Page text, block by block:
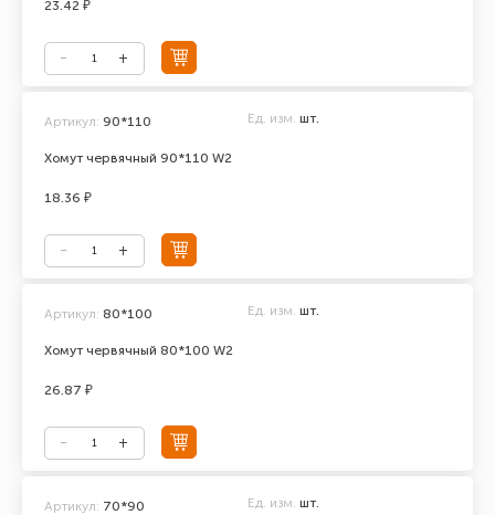
23.42 ₽
Хомут червячный 90*110 W2
Артикул: 90*110 Ед. изм. шт.
18.36 ₽
Хомут червячный 80*100 W2
Артикул: 80*100 Ед. изм. шт.
26.87 ₽
Артикул: 70*90 Ед. изм. шт.